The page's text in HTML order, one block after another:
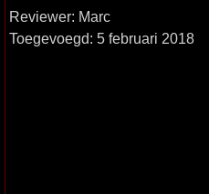
Reviewer: Marc
Toegevoegd: 5 februari 2018